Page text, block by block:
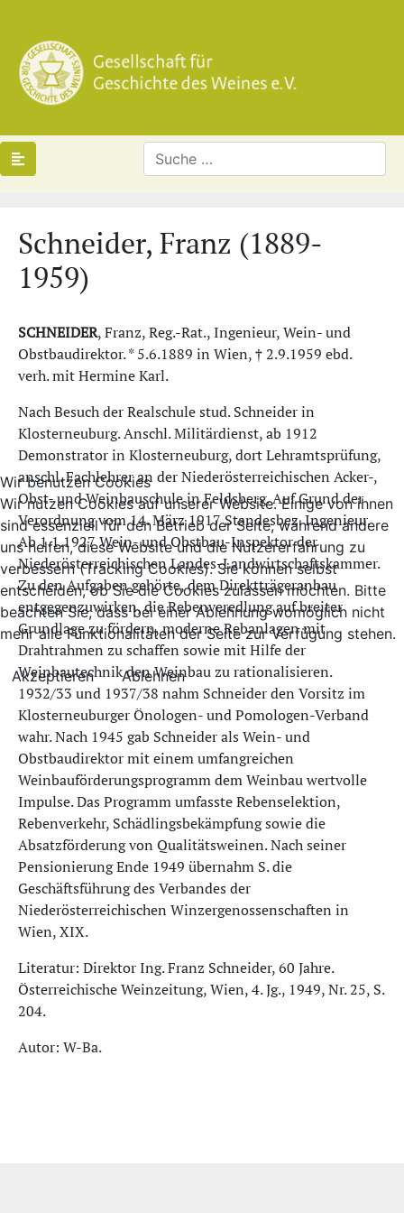
Schneider, Franz (1889-
1959)
SCHNEIDER, Franz, Reg.-Rat., Ingenieur, Wein- und
Obstbaudirektor. * 5.6.1889 in Wien, † 2.9.1959 ebd.
verh. mit Hermine Karl.
Nach Besuch der Realschule stud. Schneider in
Klosterneuburg. Anschl. Militärdienst, ab 1912
Demonstrator in Klosterneuburg, dort Lehramtsprüfung,
anschl. Fachlehrer an der Niederösterreichischen Acker-,
Obst- und Weinbauschule in Feldsberg. Auf Grund der
Verordnung vom 14. März 1917 Standesbez. Ingenieur.
Ab 1.1.1927 Wein- und Obstbau-Inspektor der
Niederösterreichischen Landes-Landwirtschaftskammer.
Zu den Aufgaben gehörte, dem Direktträgeranbau
entgegenzuwirken, die Rebenveredlung auf breiter
Grundlage zu fördern, moderne Rebanlagen mit
Drahtrahmen zu schaffen sowie mit Hilfe der
Weinbautechnik den Weinbau zu rationalisieren.
1932/33 und 1937/38 nahm Schneider den Vorsitz im
Klosterneuburger Önologen- und Pomologen-Verband
wahr. Nach 1945 gab Schneider als Wein- und
Obstbaudirektor mit einem umfangreichen
Weinbauförderungsprogramm dem Weinbau wertvolle
Impulse. Das Programm umfasste Rebenselektion,
Rebenverkehr, Schädlingsbekämpfung sowie die
Absatzförderung von Qualitätsweinen. Nach seiner
Pensionierung Ende 1949 übernahm S. die
Geschäftsführung des Verbandes der
Niederösterreichischen Winzergenossenschaften in
Wien, XIX.
Literatur: Direktor Ing. Franz Schneider, 60 Jahre.
Österreichische Weinzeitung, Wien, 4. Jg., 1949, Nr. 25, S.
204.
Autor: W-Ba.
Wir benutzen Cookies
Wir nutzen Cookies auf unserer Website. Einige von ihnen
sind essenziell für den Betrieb der Seite, während andere
uns helfen, diese Website und die Nutzererfahrung zu
verbessern (Tracking Cookies). Sie können selbst
entscheiden, ob Sie die Cookies zulassen möchten. Bitte
beachten Sie, dass bei einer Ablehnung womöglich nicht
mehr alle Funktionalitäten der Seite zur Verfügung stehen.
Akzeptieren Ablehnen